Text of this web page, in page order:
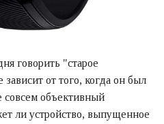
говорить "старое
зависит от того, когда он был
объективный
ли устройство, выпущенное